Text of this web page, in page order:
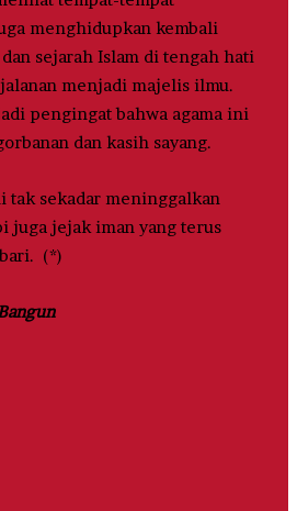
menghidupkan kembali
sejarah Islam di tengah hati
menjadi majelis ilmu.
pengingat bahwa agama ini
dan kasih sayang.
tak sekadar meninggalkan
juga jejak iman yang terus
(*)